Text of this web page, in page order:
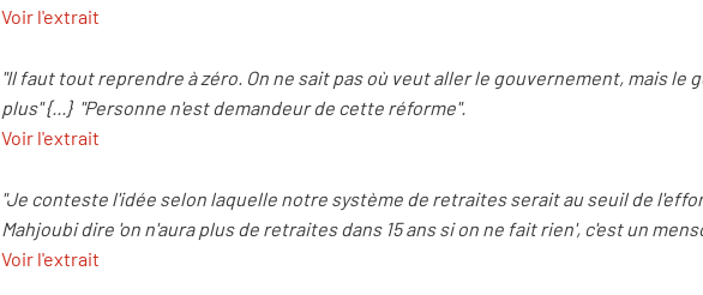
Voir l'extrait
"Il faut tout reprendre à zéro. On ne sait pas où veut aller le gouvernement, mais le
plus" {...} "Personne n'est demandeur de cette réforme".
Voir l'extrait
"Je conteste l'idée selon laquelle notre système de retraites serait au seuil de
Mahjoubi dire 'on n'aura plus de retraites dans 15 ans si on ne fait rien', c'est un
Voir l'extrait